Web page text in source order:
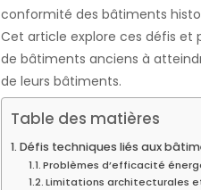
conformité des bâtiments
Cet article explore ces défis et
de bâtiments anciens à
de leurs bâtiments.
Table des matières
Défis techniques liés aux
Problèmes d’efficacité
Limitations architecturales